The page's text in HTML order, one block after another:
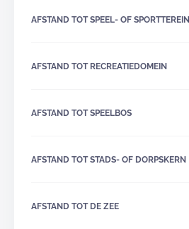
AFSTAND TOT SPEEL- OF SPORTTEREIN
AFSTAND TOT RECREATIEDOMEIN
AFSTAND TOT SPEELBOS
AFSTAND TOT STADS- OF DORPSKERN
AFSTAND TOT DE ZEE